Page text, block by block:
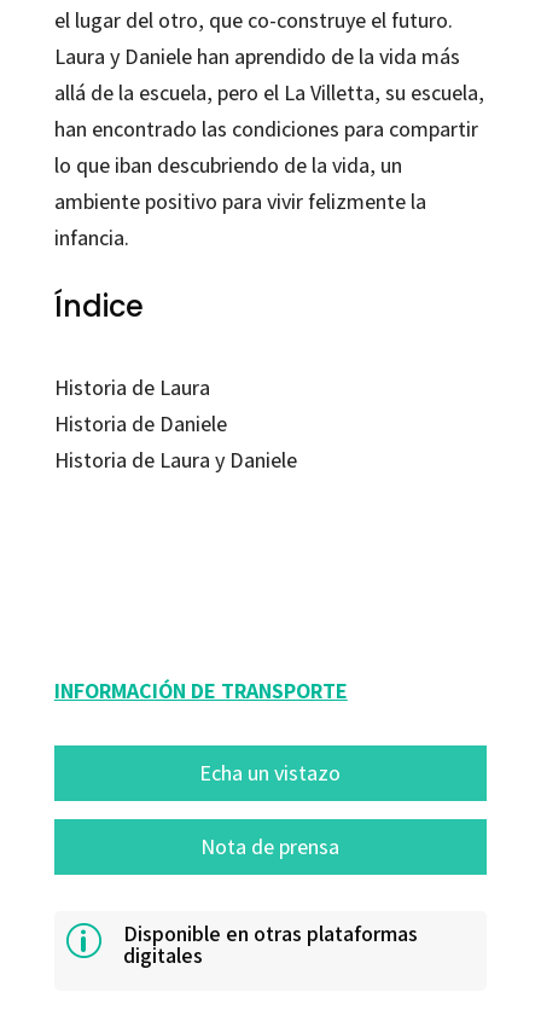
el lugar del otro, que co-construye el futuro.
Laura y Daniele han aprendido de la vida más
allá de la escuela, pero el La Villetta, su escuela,
han encontrado las condiciones para compartir
lo que iban descubriendo de la vida, un
ambiente positivo para vivir felizmente la
infancia.
Índice
Historia de Laura
Historia de Daniele
Historia de Laura y Daniele
INFORMACIÓN DE TRANSPORTE
Echa un vistazo
Nota de prensa
p Disponible en otras plataformas
digitales